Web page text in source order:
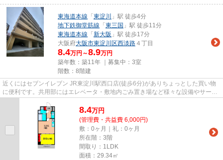
東海道本線 「 東淀川
」駅 徒歩4分
地下鉄御堂筋線 「 東三国 」駅 徒歩11分
東海道本線 「 新大阪 」駅 徒歩17分
大阪府大阪市東淀川区西淡路 ４丁目
8.4万円～8.9万円
築年数：築11年 ｜募集中： 3室
階数：8階建
近くにはセブンイレブン JR東淀川駅西口店(徒歩6分)がありちょっとした買い物
に便利です。共用部にはエレベータ・敷地内ごみ置き場など様々な設備やサービ
8.4万円
(管理費・共益費 6,000円)
敷：0ヶ月｜礼：0ヶ月
所在階：3階
間取り：1LDK
面積：29.34㎡